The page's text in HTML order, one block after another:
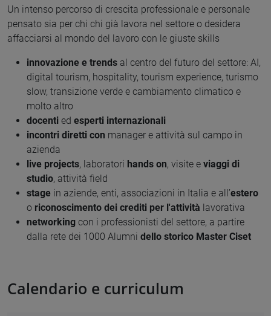
Un intenso percorso di crescita professionale e personale
pensato sia per chi chi già lavora nel settore o desidera
affacciarsi al mondo del lavoro con le giuste skills
innovazione e trends al centro del futuro del settore: AI,
digital tourism, hospitality, tourism experience, turismo
slow, transizione verde e cambiamento climatico e
molto altro
docenti ed esperti internazionali
incontri diretti con manager e attività sul campo in
azienda
live projects, laboratori hands on, visite e viaggi di
studio, attività field
stage in aziende, enti, associazioni in Italia e all’estero
o riconoscimento dei crediti per l'attività lavorativa
networking con i professionisti del settore, a partire
dalla rete dei 1000 Alumni dello storico Master Ciset
Calendario e curriculum